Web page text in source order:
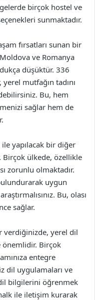
birçok hostel ve
sunmaktadır.
fırsatları sunan bir
ve Romanya
düşüktür. 336
mutfağın tadını
Bu, hem
sağlar hem de
yapılacak bir diğer
Birçok ülkede, özellikle
zorunlu olmaktadır.
uygun
Bu, olası
sağlar.
verdiğinizde, yerel dil
önemlidir. Birçok
entegre
dil uygulamaları ve
bilgilerini öğrenmek
ile iletişim kurarak